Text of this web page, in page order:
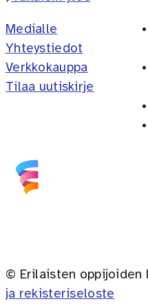
Medialle
Yhteystiedot
Verkkokauppa
Tilaa uutiskirje
© Erilaisten oppijoiden
ja rekisteriseloste